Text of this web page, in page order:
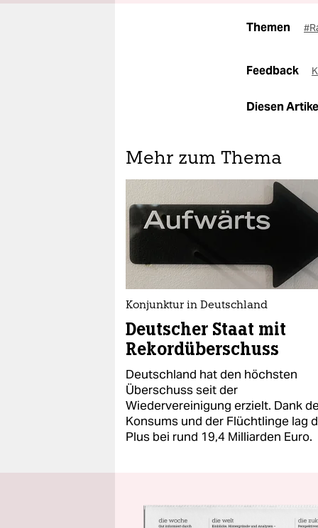
Themen
Feedback
Diesen
Mehr zum Thema
Konjunktur in Deutschland
Deutscher Staat mit
Rekordüberschuss
Deutschland hat den höchsten
Überschuss seit der
Wiedervereinigung erzielt. Dank
Konsums und der Flüchtlinge lag
Plus bei rund 19,4 Milliarden Euro.